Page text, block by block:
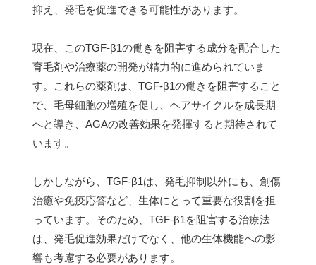
抑え、発毛を促進できる可能性があります。
現在、このTGF-β1の働きを阻害する成分を配合した
育毛剤や治療薬の開発が精力的に進められていま
す。これらの薬剤は、TGF-β1の働きを阻害すること
で、毛母細胞の増殖を促し、ヘアサイクルを成長期
へと導き、AGAの改善効果を発揮すると期待されて
います。
しかしながら、TGF-β1は、発毛抑制以外にも、創傷
治癒や免疫応答など、生体にとって重要な役割を担
っています。そのため、TGF-β1を阻害する治療法
は、発毛促進効果だけでなく、他の生体機能への影
響も考慮する必要があります。